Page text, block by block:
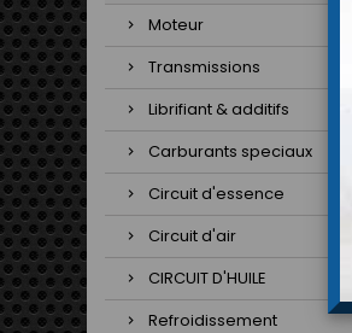
Moteur
Transmissions
Librifiant & additifs
Carburants speciaux
Circuit d'essence
Circuit d'air
CIRCUIT D'HUILE
Refroidissement